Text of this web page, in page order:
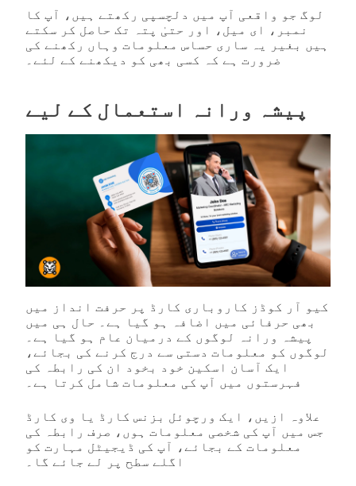
لوگ جو واقعی آپ میں دلچسپی رکھتے ہیں، آپ کا
نمبر، ای میل، اور حتیٰ پتہ تک حاصل کر سکتے
ہیں بغیر یہ ساری حساس معلومات وہاں رکھنے کی
ضرورت ہے کہ کسی بھی کو دیکھنے کے لئے۔
پیشہ ورانہ استعمال کے لیے
کیو آر کوڈز کاروباری کارڈ پر حرفت انداز میں
بھی حرفائی میں اضافہ ہو گیا ہے۔ حال ہی میں
پیشہ ورانہ لوگوں کے درمیان عام ہو گیا ہے۔
لوگوں کو معلومات دستی سے درج کرنے کی بجائے،
ایک آسان اسکین خود بخود ان کی رابطہ کی
فہرستوں میں آپ کی معلومات شامل کرتا ہے۔
علاوہ ازیں، ایک ورچوئل بزنس کارڈ یا وی کارڈ
جس میں آپ کی شخصی معلومات ہوں، صرف رابطہ کی
معلومات کے بجائے، آپ کی ڈیجیٹل مہارت کو
اگلے سطح پر لے جائے گا۔